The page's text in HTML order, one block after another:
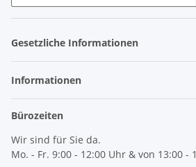
Gesetzliche Informationen
Informationen
Bürozeiten
Wir sind für Sie da.
Mo. - Fr. 9:00 - 12:00 Uhr & von 13:00 -